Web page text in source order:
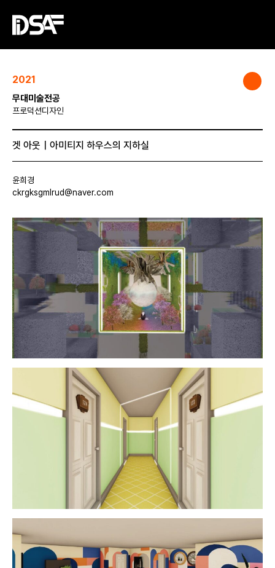
2021
무대미술전공
프로덕션디자인
겟 아웃｜아미티지 하우스의 지하실
윤희경
ckrgksgmlrud@naver.com